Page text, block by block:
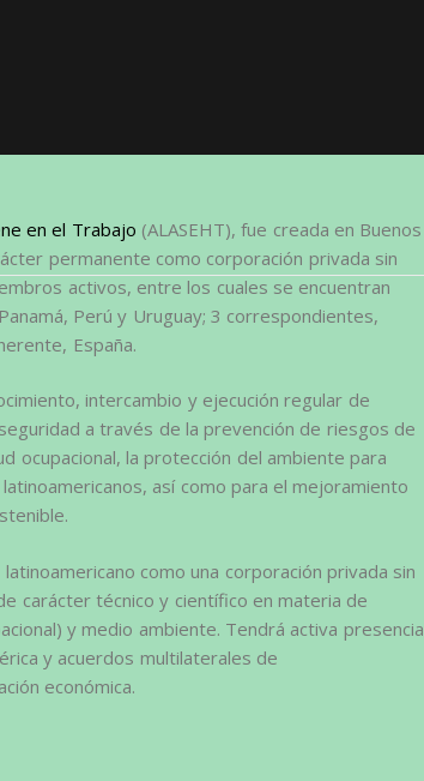
en el Trabajo (ALASEHT), fue creada en Buenos
permanente como corporación privada sin
activos, entre los cuales se encuentran
Perú y Uruguay; 3 correspondientes,
España.
intercambio y ejecución regular de
a través de la prevención de riesgos de
ocupacional, la protección del ambiente para
así como para el mejoramiento
como una corporación privada sin
carácter técnico y científico en materia de
y medio ambiente. Tendrá activa presencia
y acuerdos multilaterales de
económica.